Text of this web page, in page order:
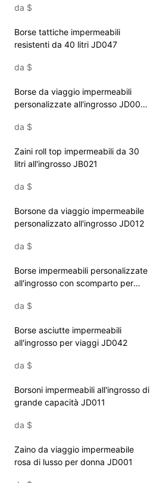
da $
Borse tattiche impermeabili
resistenti da 40 litri JD047
da $
Borse da viaggio impermeabili
personalizzate all'ingrosso JD002
capacità, per viaggi, sport,
pieghevoli, con tasca per
separazione asciutto/bagnato
da $
Zaini roll top impermeabili da 30
litri all'ingrosso JB021
da $
Borsone da viaggio impermeabile
personalizzato all'ingrosso JD012
da $
Borse impermeabili personalizzate
all'ingrosso con scomparto per
sportiva impermeabile in telone
borsa da viaggio impermeabile
da $
Borse asciutte impermeabili
all'ingrosso per viaggi JD042
da $
Borsoni impermeabili all'ingrosso di
grande capacità JD011
da $
Zaino da viaggio impermeabile
rosa di lusso per donna JD001